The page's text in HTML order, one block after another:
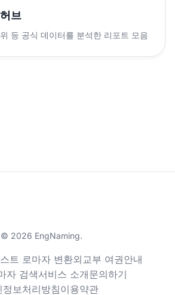
브
등 공식 데이터를 분석한 리포트 모음
© 2026 EngNaming.
트 로마자 변환외교부 여권안내
자 검색서비스 소개문의하기
정보처리방침이용약관